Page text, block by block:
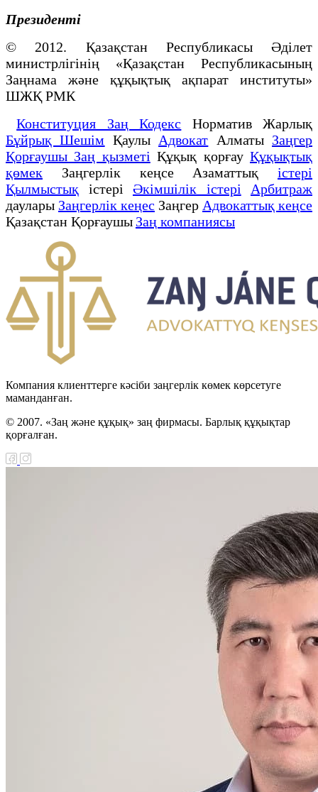
Президенті
© 2012. Қазақстан Республикасы Әділет
министрлігінің «Қазақстан Республикасының
Заңнама және құқықтық ақпарат институты»
ШЖҚ РМК
Конституция Заң Кодекс Норматив Жарлық
Бұйрық Шешім Қаулы Адвокат Алматы Заңгер
Қорғаушы Заң қызметі Құқық қорғауҚұқықтық
қөмек Заңгерлік кеңсе Азаматтық істері
Қылмыстық істері Әкімшілік істері
Арбитраж
даулары Заңгерлік кеңес Заңгер Адвокаттық кеңсе
Қазақстан Қорғаушы Заң компаниясы
Компания клиенттерге кәсіби заңгерлік көмек көрсетуге
маманданған.
© 2007. «Заң және құқық» заң фирмасы. Барлық құқықтар
қорғалған.